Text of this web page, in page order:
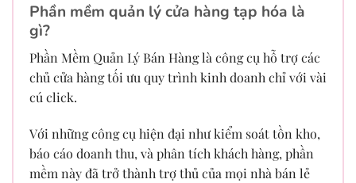
Phần mềm quản lý cửa hàng tạp hóa là
gì?
Phần Mềm Quản Lý Bán Hàng là công cụ hỗ trợ các
chủ cửa hàng tối ưu quy trình kinh doanh chỉ với vài
cú click.
Với những công cụ hiện đại như kiểm soát tồn kho,
báo cáo doanh thu, và phân tích khách hàng, phần
mềm này đã trở thành trợ thủ của mọi nhà bán lẻ